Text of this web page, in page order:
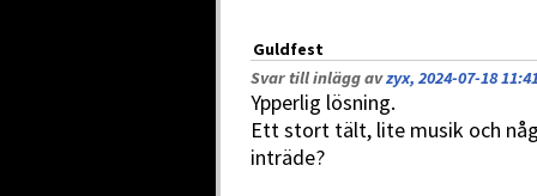
Guldfest
Svar till inlägg avzyx, 2024-07-18
Ypperlig lösning.
Ett stort tält, lite musik och
inträde?